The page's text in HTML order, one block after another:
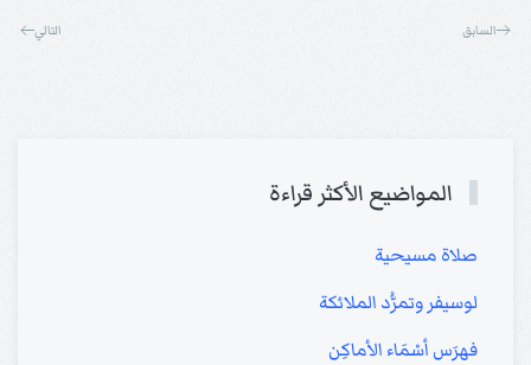
السابق التالي
المواضيع الأكثر قراءة
صلاة مسيحية
لوسيفر وتمرُّد الملائكة
فهرَس أسْمَاء الأماكِن